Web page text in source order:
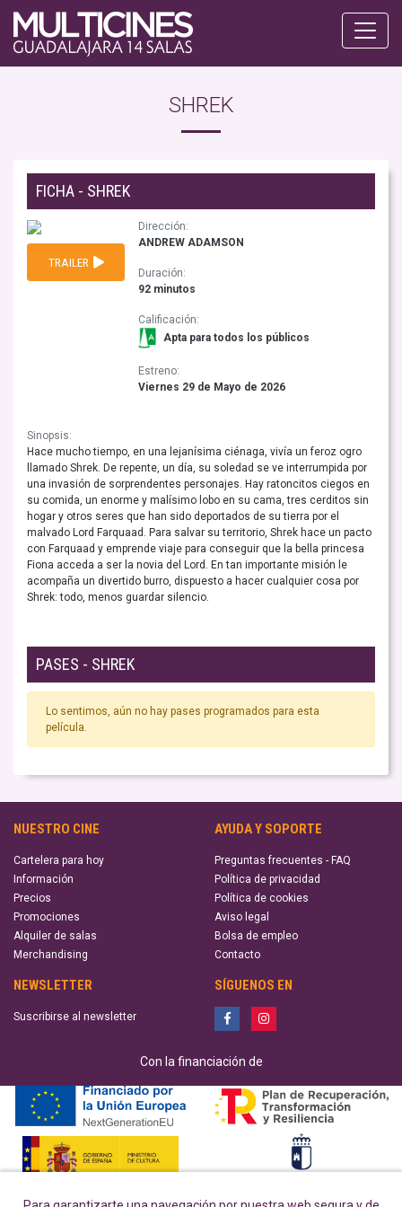
SHREK
FICHA - SHREK
TRAILER
Dirección:
ANDREW ADAMSON
Duración:
92 minutos
Calificación:
Apta para todos los públicos
Estreno:
Viernes 29 de Mayo de 2026
Sinopsis:
Hace mucho tiempo, en una lejanísima ciénaga, vivía un feroz ogro
llamado Shrek. De repente, un día, su soledad se ve interrumpida por
una invasión de sorprendentes personajes. Hay ratoncitos ciegos en
su comida, un enorme y malísimo lobo en su cama, tres cerditos sin
hogar y otros seres que han sido deportados de su tierra por el
malvado Lord Farquaad. Para salvar su territorio, Shrek hace un pacto
con Farquaad y emprende viaje para conseguir que la bella princesa
Fiona acceda a ser la novia del Lord. En tan importante misión le
acompaña un divertido burro, dispuesto a hacer cualquier cosa por
Shrek: todo, menos guardar silencio.
PASES - SHREK
Lo sentimos, aún no hay pases programados para esta
película.
NUESTRO CINE
Cartelera para hoy
Información
Precios
Promociones
Alquiler de salas
Merchandising
AYUDA Y SOPORTE
Preguntas frecuentes - FAQ
Política de privacidad
Política de cookies
Aviso legal
Bolsa de empleo
Contacto
NEWSLETTER
Suscribirse al newsletter
SÍGUENOS EN
Con la financiación de